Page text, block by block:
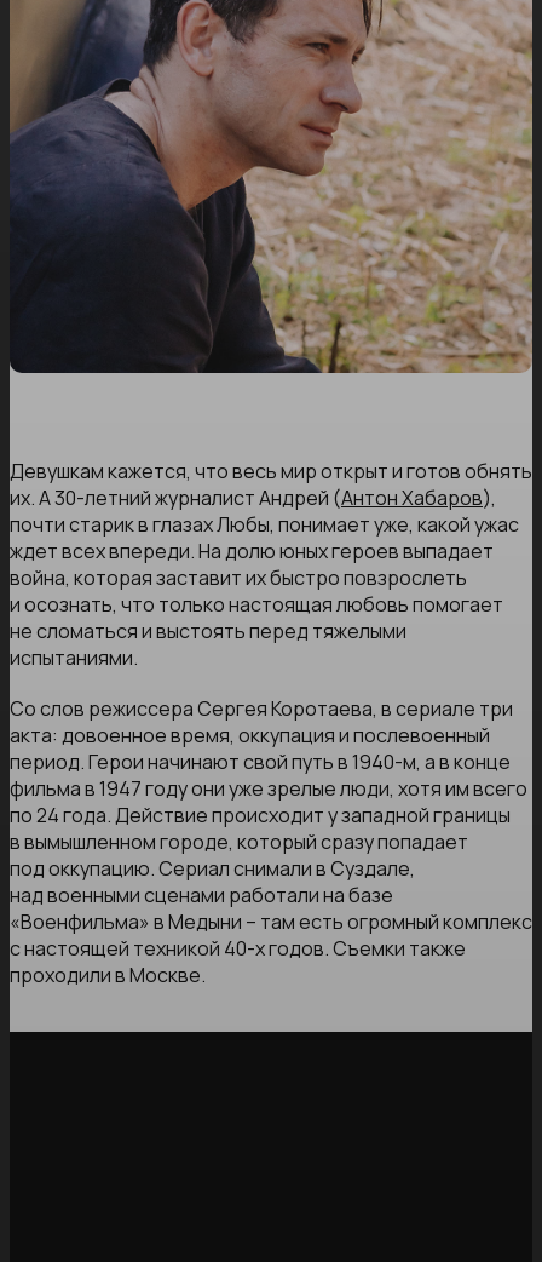
Девушкам кажется, что весь мир открыт и готов обнять
их. А 30-летний журналист Андрей (Антон Хабаров),
почти старик в глазах Любы, понимает уже, какой ужас
ждет всех впереди. На долю юных героев выпадает
война, которая заставит их быстро повзрослеть
и осознать, что только настоящая любовь помогает
не сломаться и выстоять перед тяжелыми
испытаниями.
Со слов режиссера Сергея Коротаева, в сериале три
акта: довоенное время, оккупация и послевоенный
период. Герои начинают свой путь в 1940-м, а в конце
фильма в 1947 году они уже зрелые люди, хотя им всего
по 24 года. Действие происходит у западной границы
в вымышленном городе, который сразу попадает
под оккупацию. Сериал снимали в Суздале,
над военными сценами работали на базе
«Военфильма» в Медыни – там есть огромный комплекс
с настоящей техникой 40-х годов. Съемки также
проходили в Москве.